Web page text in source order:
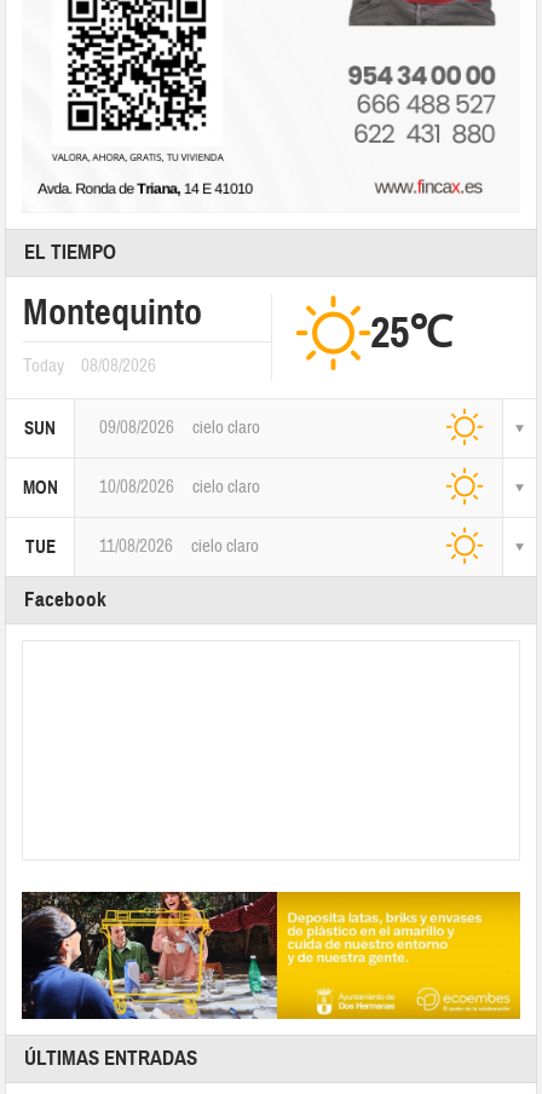
EL TIEMPO
Montequinto
Today 08/08/2026
25℃
SUN 09/08/2026 cielo claro
MON 10/08/2026 cielo claro
TUE 11/08/2026 cielo claro
Facebook
ÚLTIMAS ENTRADAS